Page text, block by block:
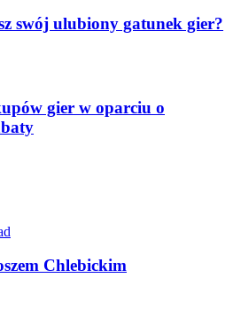
swój ulubiony gatunek gier?
gier w oparciu o
Chlebickim